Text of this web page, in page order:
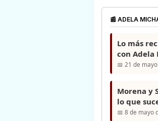
📰 ADELA
Lo más
con Adela
📅 21 de
Morena y
lo que
📅 8 de mayo